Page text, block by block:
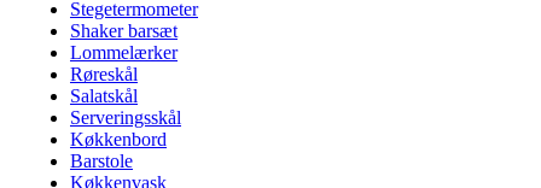
Stegetermometer
Shaker barsæt
Lommelærker
Røreskål
Salatskål
Serveringsskål
Køkkenbord
Barstole
Køkkenvask